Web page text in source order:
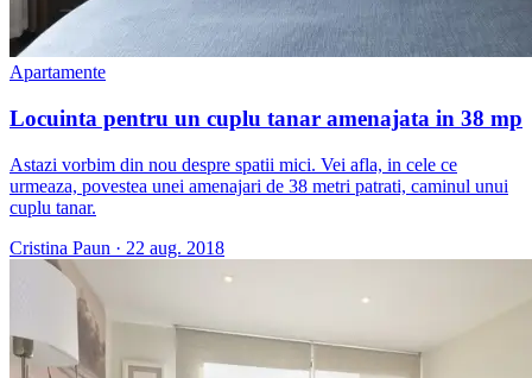
Apartamente
Locuinta pentru un cuplu tanar amenajata in 38 mp
Astazi vorbim din nou despre spatii mici. Vei afla, in cele ce
urmeaza, povestea unei amenajari de 38 metri patrati, caminul unui
cuplu tanar.
Cristina Paun · 22 aug. 2018